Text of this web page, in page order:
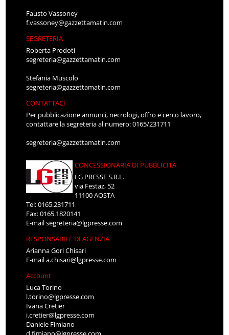
Fausto Vassoney
f.vassoney@gazzettamatin.com
SEGRETERIA
Roberta Prodoti
segreteria@gazzettamatin.com
Stefania Muscolo
segreteria@gazzettamatin.com
CONTATTACI
Per pubblicazione annunci, necrologi, offro e cerco lavoro,
contattare la segreteria al numero: 0165/231711
segreteria@gazzettamatin.com
CONCESSIONARIA DI PUBBLICITÀ
LG PRESSE S.R.L.
via Festaz, 52
11100 AOSTA
Tel: 0165.231711
Fax: 0165.1820141
E-mailsegreteria@lgpresse.com
RESPONSABILE DI AGENZIA
Arianna Gori Chisari
E-maila.chisari@lgpresse.com
Account
Luca Torino
l.torino@lgpresse.com
Ivana Cretier
i.cretier@lgpresse.com
Daniele Fimiano